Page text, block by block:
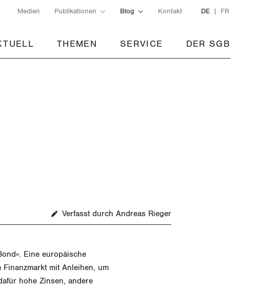
Medien Publikationen Blog Kontakt DE FR
THEMEN SERVICE DER SGB
Verfasst durch Andreas Rieger
Eine europäische
mit Anleihen, um
hohe Zinsen, andere